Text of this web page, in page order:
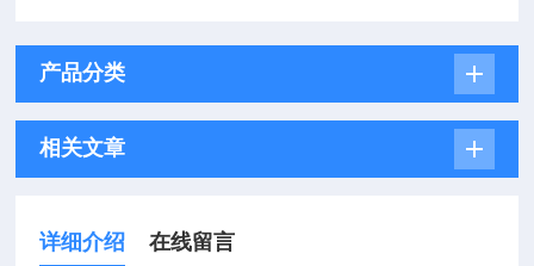
产品分类
相关文章
详细介绍 在线留言